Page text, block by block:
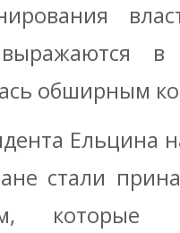
в
обширным
Ельцина
стали